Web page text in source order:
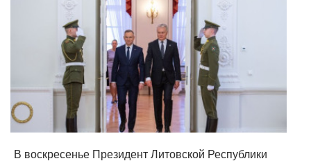
В воскресенье Президент Литовской Республики